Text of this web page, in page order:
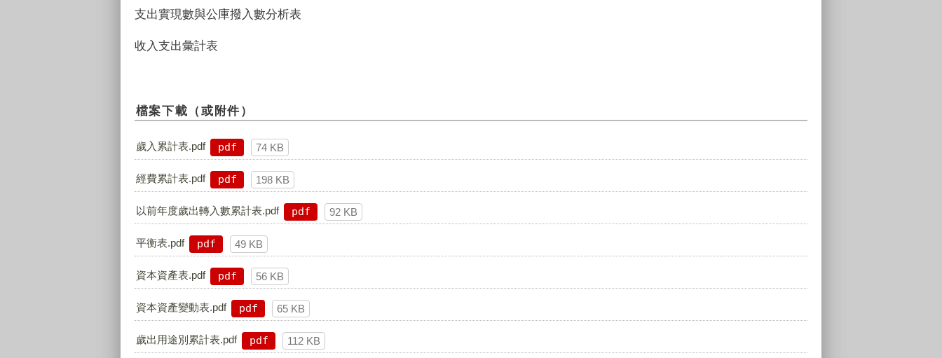
支出實現數與公庫撥入數分析表
收入支出彙計表
檔案下載（或附件）
歲入累計表.pdf pdf 74 KB
經費累計表.pdf pdf 198 KB
以前年度歲出轉入數累計表.pdf pdf 92 KB
平衡表.pdf pdf 49 KB
資本資產表.pdf pdf 56 KB
資本資產變動表.pdf pdf 65 KB
歲出用途別累計表.pdf pdf 112 KB